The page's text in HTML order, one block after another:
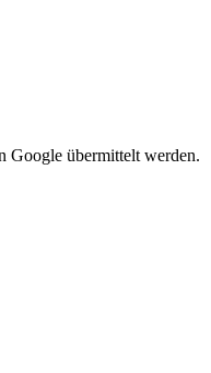
Google übermittelt werden.